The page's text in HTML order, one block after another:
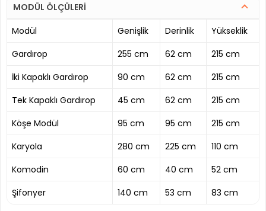
MODÜL ÖLÇÜLERİ
Modül
Genişlik Derinlik
Yükseklik
Gardırop
255 cm 62 cm
215 cm
İki Kapaklı Gardırop
90 cm 62 cm
215 cm
Tek Kapaklı Gardırop
45 cm 62 cm
215 cm
Köşe Modül
95 cm 95 cm
215 cm
Karyola
280 cm 225 cm
110 cm
Komodin
60 cm 40 cm
52 cm
Şifonyer
140 cm 53 cm 83 cm